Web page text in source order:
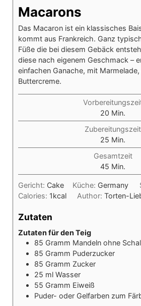
Macarons
Das Macaron ist ein klassisches
kommt aus Frankreich. Ganz
Füße die bei diesem Gebäck
diese nach eigenem Geschmack –
einfachen Ganache, mit
Buttercreme.
20 Minuten
Min.
Zubereitungszeit
25 Minuten
Min.
Gesamtzeit
45 Minuten
Min.
Gericht: Cake Küche: Germany
Calories: 1kcal Author:Torten-
Zutaten
Zutaten für den Teig
85 Gramm Mandeln ohne
85 Gramm Puderzucker
85 Gramm Zucker
25 ml Wasser
55 Gramm Eiweiß
Puder- oder Gelfarben zum